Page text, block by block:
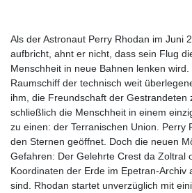
Als der Astronaut Perry Rhodan im Juni
aufbricht, ahnt er nicht, dass sein Flug
Menschheit in neue Bahnen lenken
Raumschiff der technisch weit
ihm, die Freundschaft der Gestrandeten
schließlich die Menschheit in einem
zu einen: der Terranischen Union. Perry
den Sternen geöffnet. Doch die neuen
Gefahren: Der Gelehrte Crest da Zoltral
Koordinaten der Erde im Epetran-Archiv
sind. Rhodan startet unverzüglich mit